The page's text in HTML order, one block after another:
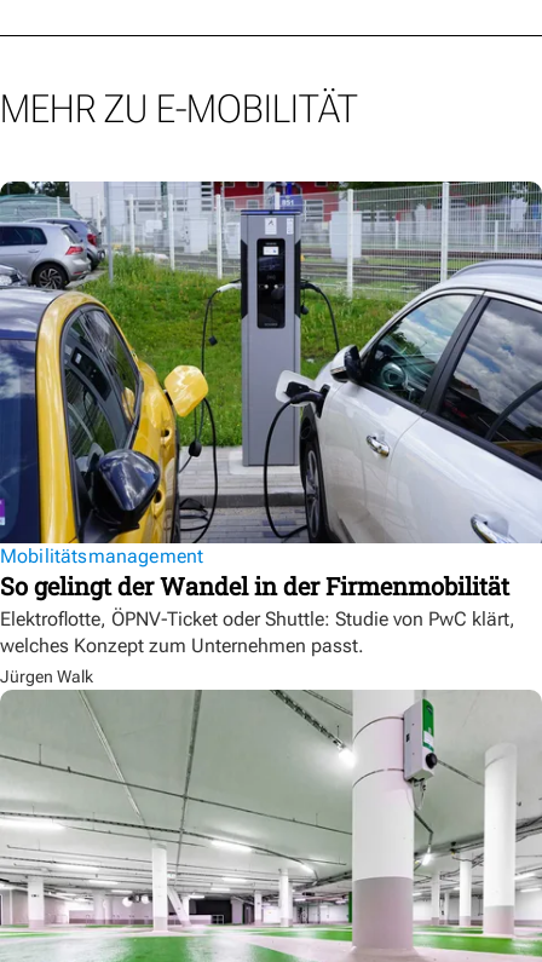
MEHR ZU E-MOBILITÄT
Mobilitätsmanagement
So gelingt der Wandel in der Firmenmobilität
Elektroflotte, ÖPNV-Ticket oder Shuttle: Studie von PwC klärt,
welches Konzept zum Unternehmen passt.
Jürgen Walk